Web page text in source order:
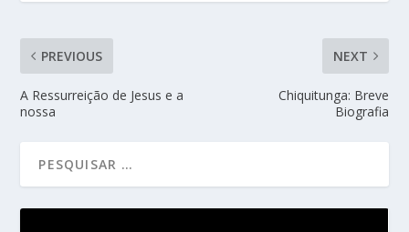
PREVIOUS
A Ressurreição de Jesus e a
nossa
NEXT
Chiquitunga: Breve
Biografia